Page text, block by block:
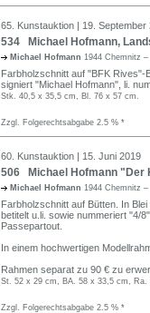
65. Kunstauktion | 19. September
534 Michael Hofmann,
Michael Hofmann 1944 Chemnitz –
Farbholzschnitt auf "BFK Rives"-
signiert "Michael Hofmann", li.
Stk. 40,5 x 35,5 cm, Bl. 76 x 57 cm.
Zzgl. Folgerechtsabgabe 2.5 % *
60. Kunstauktion | 15. Juni 2019
506 Michael Hofmann "Der
Michael Hofmann 1944 Chemnitz –
Farbholzschnitt auf Bütten. In
betitelt u.li. sowie nummeriert "4/
Passepartout.
In einem hochwertigen
Rahmen separat zu 90 € zu
St. 52 x 29 cm, BA. 58 x 33,5 cm, Ra.
Zzgl. Folgerechtsabgabe 2.5 % *